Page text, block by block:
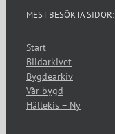
MEST BESÖKTA SIDOR:
Start
Bildarkivet
Bygdearkiv
Vår bygd
Hällekis – Ny